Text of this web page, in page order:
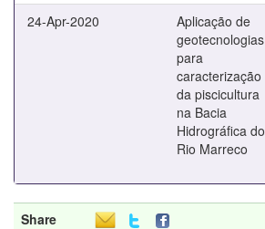
24-Apr-2020
Aplicação de
geotecnologias
para
caracterização
da piscicultura
na Bacia
Hidrográfica do
Rio Marreco
Share